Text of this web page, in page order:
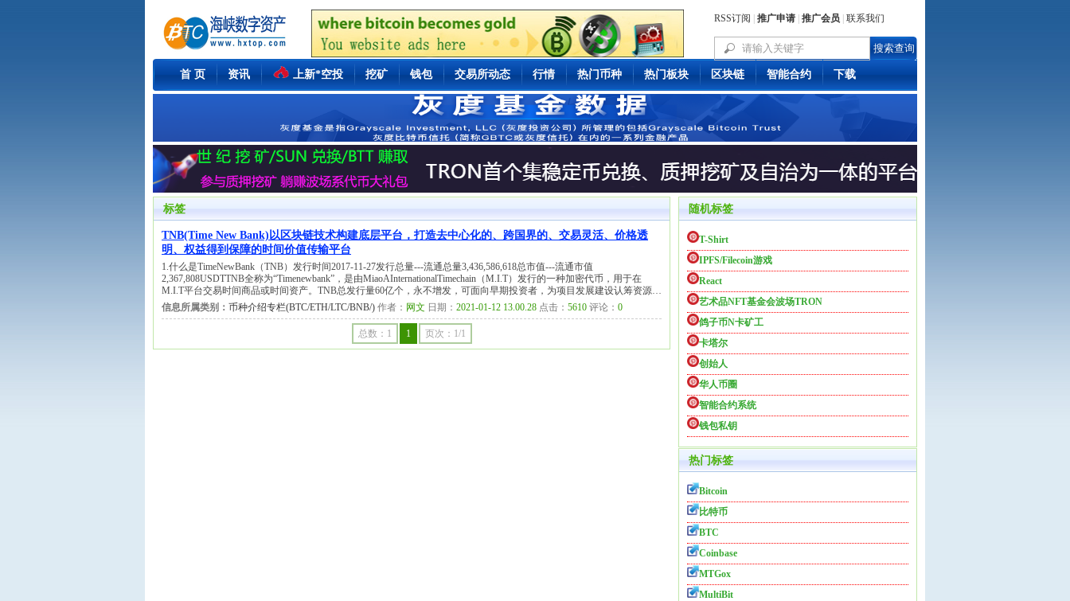
RSS订阅 推广申请 推广会员 联系我们
首 页 资讯 上新*空投 挖矿 钱包 交易所动态 行情 热门币种 热门板块 区块链 智能合约 下载
标签
TNB(Time New Bank)以区块链技术构建底层平台，打造去中心化的、跨国界的、交易灵活、价格透
明、权益得到保障的时间价值传输平台
1.什么是TimeNewBank（TNB）发行时间2017-11-27发行总量---流通总量3,436,586,618总市值---流通市值
2,367,808USDTTNB全称为“Timenewbank”，是由MiaoAInternationalTimechain（M.I.T）发行的一种加密代币，用于在
M.I.T平台交易时间商品或时间资产。TNB总发行量60亿个，永不增发，可面向早期投资者，为项目发展建设认筹资源…
信息所属类别： 币种介绍专栏(BTC/ETH/LTC/BNB/) 作者： 网文 日期： 2021-01-12 13.00.28 点击： 5610 评论： 0
总数：1 1 页次：1/1
随机标签
T-Shirt
IPFS/Filecoin游戏
React
艺术品NFT基金会波场TRON
鸽子币N卡矿工
卡塔尔
创始人
华人币圈
智能合约系统
钱包私钥
热门标签
Bitcoin
比特币
BTC
Coinbase
MTGox
MultiBit